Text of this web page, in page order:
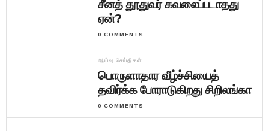
சீனத் தூதுவர் கவலைப்படாதது
ஏன்?
0 COMMENTS
ஆய்வு செய்திகள்
பொருளாதார வீழ்ச்சியைத்
தவிர்க்க போராடுகிறது சிறிலங்கா
0 COMMENTS